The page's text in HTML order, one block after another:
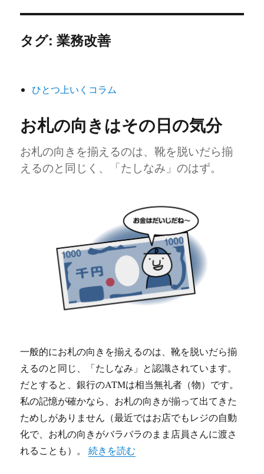
タグ:業務改善
ひとつ上いくコラム
お札の向きはその日の気分
お札の向きを揃えるのは、靴を脱いだら揃
えるのと同じく、「たしなみ」のはず。
一般的にお札の向きを揃えるのは、靴を脱いだら揃
えるのと同じ、「たしなみ」と認識されています。
だとすると、銀行のATMは相当無礼者（物）です。
私の記憶が確かなら、お札の向きが揃って出てきた
ためしがありません（最近ではお店でもレジの自動
化で、お札の向きがバラバラのまま店員さんに渡さ
れることも）。“お札の向きはその日の気分” の
続きを読む